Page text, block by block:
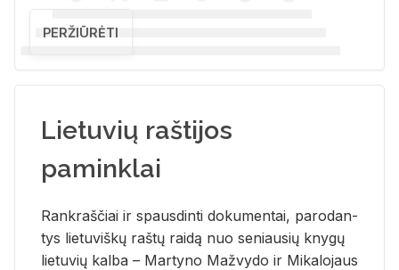
PERŽIŪRĖTI
Lietuvių raštijos
paminklai
Rank­raš­čiai ir spaus­din­ti do­ku­men­tai, pa­ro­dan­
tys lie­tu­viš­kų raš­tų rai­dą nuo se­niau­sių kny­gų
lie­tu­vių kal­ba – Mar­ty­no Ma­žvy­do ir Mi­ka­lo­jaus